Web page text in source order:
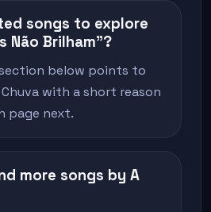
songs to explore
Não Brilham"?
section below points to
Chuva with a short reason
page next.
more songs by A